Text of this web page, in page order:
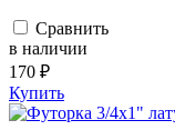
Сравнить
в наличии
170 ₽
Купить